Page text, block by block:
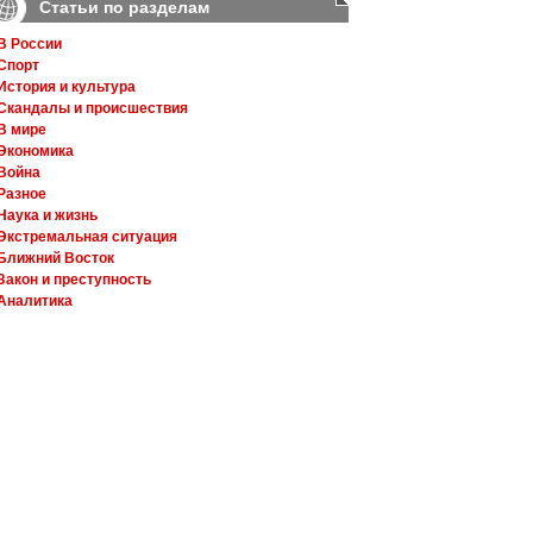
Статьи по разделам
России
и культура
и происшествия
мире
и жизнь
ситуация
Восток
и преступность